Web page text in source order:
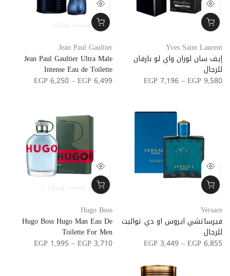
Yves Saint Laurent
إيف سان لوران واي لو بارفان
للرجال
EGP 7,196 – EGP 9,580
125ml 200ml
Jean Paul Gaultier
Jean Paul Gaultier Ultra Male
Intense Eau de Toilette
EGP 6,250 – EGP 6,499
Versace
فيرساتشي ايروس او دي تواليت
للرجال
EGP 3,449 – EGP 6,855
75ml 125ml 150ml 200ml
Hugo Boss
Hugo Boss Hugo Man Eau De
Toilette For Men
EGP 1,995 – EGP 3,710